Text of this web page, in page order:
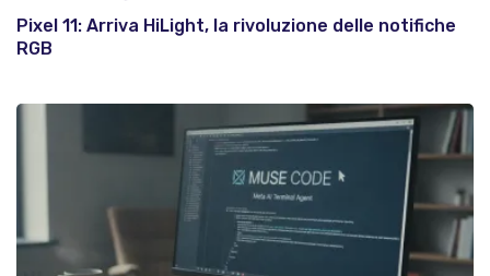
Pixel 11: Arriva HiLight, la rivoluzione delle notifiche
RGB